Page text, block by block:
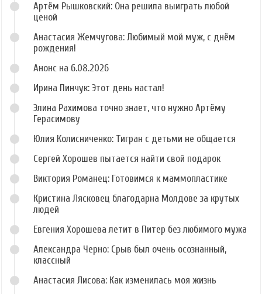
Артём Рышковский: Она решила выиграть любой
ценой
Анастасия Жемчугова: Любимый мой муж, с днём
рождения!
Анонс на 6.08.2026
Ирина Пинчук: Этот день настал!
Элина Рахимова точно знает, что нужно Артёму
Герасимову
Юлия Колисниченко: Тигран с детьми не общается
Сергей Хорошев пытается найти свой подарок
Виктория Романец: Готовимся к маммопластике
Кристина Лясковец благодарна Молдове за крутых
людей
Евгения Хорошева летит в Питер без любимого мужа
Александра Черно: Срыв был очень осознанный,
классный
Анастасия Лисова: Как изменилась моя жизнь